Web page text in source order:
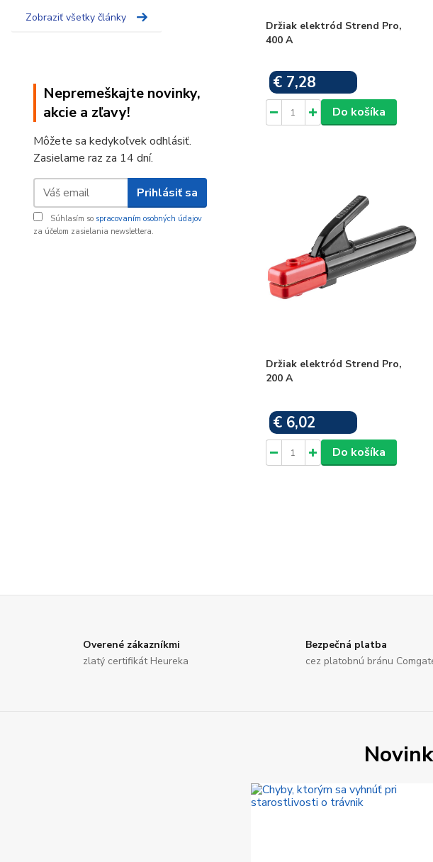
Zobraziť všetky články
Nepremeškajte novinky,
akcie a zľavy!
Môžete sa kedykoľvek odhlásiť.
Zasielame raz za 14 dní.
Prihlásiť sa
Súhlasím so spracovaním osobných údajov
za účelom zasielania newslettera.
Držiak elektród Strend Pro,
400 A
€ 7,28
Do košíka
Držiak elektród Strend Pro,
200 A
€ 6,02
Do košíka
Overené zákazníkmi
zlatý certifikát Heureka
Bezpečná platba
cez platobnú bránu